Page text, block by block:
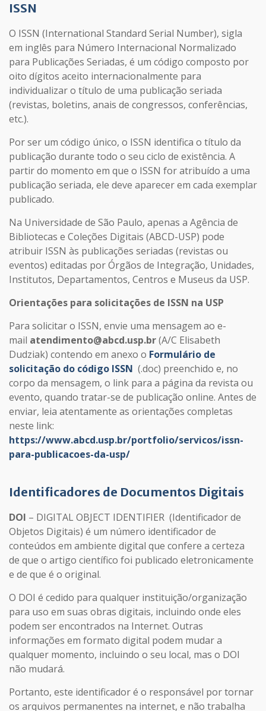
ISSN
O ISSN (International Standard Serial Number), sigla
em inglês para Número Internacional Normalizado
para Publicações Seriadas, é um código composto por
oito dígitos aceito internacionalmente para
individualizar o título de uma publicação seriada
(revistas, boletins, anais de congressos, conferências,
etc.).
Por ser um código único, o ISSN identifica o título da
publicação durante todo o seu ciclo de existência. A
partir do momento em que o ISSN for atribuído a uma
publicação seriada, ele deve aparecer em cada exemplar
publicado.
Na Universidade de São Paulo, apenas a Agência de
Bibliotecas e Coleções Digitais (ABCD-USP) pode
atribuir ISSN às publicações seriadas (revistas ou
eventos) editadas por Órgãos de Integração, Unidades,
Institutos, Departamentos, Centros e Museus da USP.
Orientações para solicitações de ISSN na USP
Para solicitar o ISSN, envie uma mensagem ao e-
mail atendimento@abcd.usp.br(A/C Elisabeth
Dudziak) contendo em anexo o Formulário de
solicitação do código ISSN (.doc) preenchido e, no
corpo da mensagem, o link para a página da revista ou
evento, quando tratar-se de publicação online. Antes de
enviar, leia atentamente as orientações completas
neste link:
https://www.abcd.usp.br/portfolio/servicos/issn-
para-publicacoes-da-usp/
Identificadores de Documentos Digitais
DOI – DIGITAL OBJECT IDENTIFIER (Identificador de
Objetos Digitais) é um número identificador de
conteúdos em ambiente digital que confere a certeza
de que o artigo científico foi publicado eletronicamente
e de que é o original.
O DOI é cedido para qualquer instituição/organização
para uso em suas obras digitais, incluindo onde eles
podem ser encontrados na Internet. Outras
informações em formato digital podem mudar a
qualquer momento, incluindo o seu local, mas o DOI
não mudará.
Portanto, este identificador é o responsável por tornar
os arquivos permanentes na internet, e não trabalha